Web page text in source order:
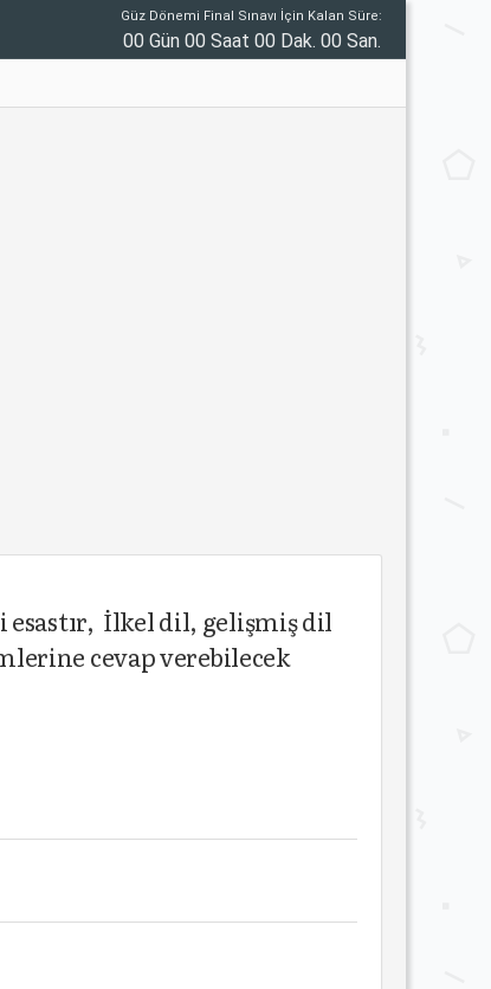
Güz Dönemi Final Sınavı İçin Kalan Süre:
00 Gün 00 Saat 00 Dak. 00 San.
İlkel dil, gelişmiş dil
cevap verebilecek